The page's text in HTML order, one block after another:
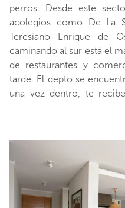
perros. Desde este
acolegios como De La
Teresiano Enrique de
caminando al sur está el
de restaurantes y
tarde. El depto se
una vez dentro, te
Pasado este, del lado
acceso a la amplia
excelente terraza con
oriente, totalmente
Esta Terraza cuenta con
compartir familiar. Todas